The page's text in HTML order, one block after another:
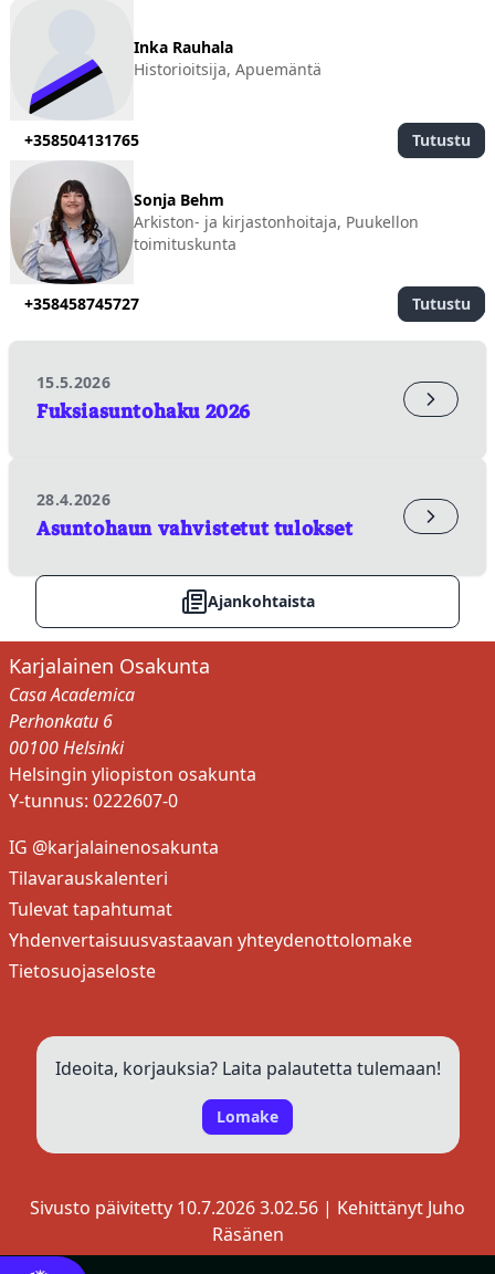
Inka Rauhala
Historioitsija, Apuemäntä
+358504131765 Tutustu
Sonja Behm
Arkiston- ja kirjastonhoitaja, Puukellon
toimituskunta
+358458745727 Tutustu
Inka Rauhala
+358504131765
Sonja Behm
+358458745727
15.5.2026
Fuksiasuntohaku 2026
28.4.2026
Asuntohaun vahvistetut tulokset
Ajankohtaista
Karjalainen Osakunta
Casa Academica
Perhonkatu 6
00100 Helsinki
Helsingin yliopiston osakunta
Y-tunnus: 0222607-0
IG @karjalainenosakunta
Tilavarauskalenteri
Tulevat tapahtumat
Yhdenvertaisuusvastaavan yhteydenottolomake
Tietosuojaseloste
Ideoita, korjauksia? Laita palautetta tulemaan!
Lomake
Sivusto päivitetty 10.7.2026 3.02.56 | Kehittänyt Juho
Räsänen